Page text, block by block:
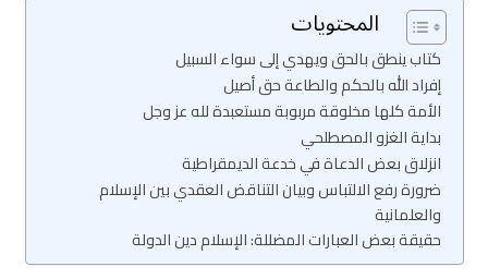
المحتويات
كتاب ينطق بالحق ويهدي إلى سواء السبيل
إفراد الله بالحكم والطاعة حق أصيل
الأمة كلها مخلوقة مربوبة مستعبدة لله عز وجل
بداية الغزو المصطلحي
انزلاق بعض الدعاة في خدعة الديمقراطية
ضرورة رفع الالتباس وبيان التناقض العقدي بين الإسلام
والعلمانية
حقيقة بعض العبارات المضللة: الإسلام دين الدولة